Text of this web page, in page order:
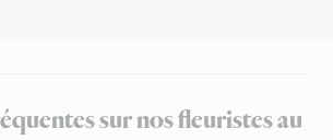
sur nos fleuristes au